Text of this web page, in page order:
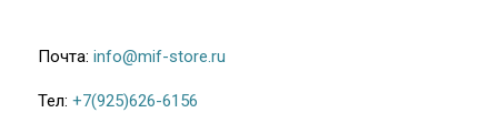
Почта: info@mif-store.ru
Тел: +7(925)626-6156